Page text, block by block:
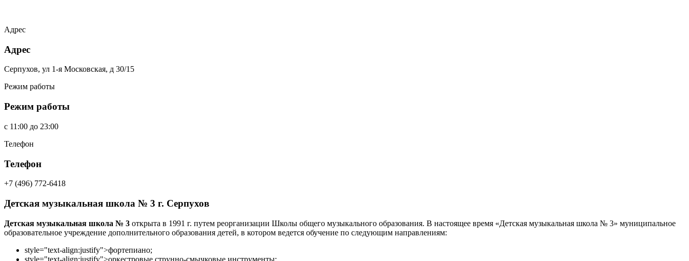
Адрес
Адрес
Серпухов, ул 1-я Московская, д 30/15
Режим работы
Режим работы
c 11:00 до 23:00
Телефон
Телефон
+7 (496) 772-6418
Детская музыкальная школа № 3 г. Серпухов
Детская музыкальная школа № 3 открыта в 1991 г. путем реорганизации Школы общего музыкального образования. В настоящее время «Детская музыкальная школа № 3» муниципальное
образовательное учреждение дополнительного образования детей, в котором ведется обучение по следующим направлениям:
style="text-align:justify">фортепиано;
style="text-align:justify">оркестровые струнно-смычковые инструменты;